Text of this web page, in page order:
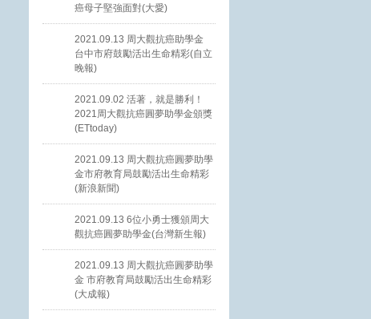
癌母子堅強面對(大愛)
2021.09.13 周大觀抗癌助學金
台中市府鼓勵活出生命精彩(自立
晚報)
2021.09.02 活著，就是勝利！
2021周大觀抗癌圓夢助學金頒獎
(ETtoday)
2021.09.13 周大觀抗癌圓夢助學
金市府教育局鼓勵活出生命精彩
(新浪新聞)
2021.09.13 6位小勇士獲頒周大
觀抗癌圓夢助學金(台灣新生報)
2021.09.13 周大觀抗癌圓夢助學
金 市府教育局鼓勵活出生命精彩
(大成報)